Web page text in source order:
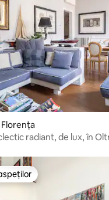
radiant, de lux, în
categoriei Alegerea